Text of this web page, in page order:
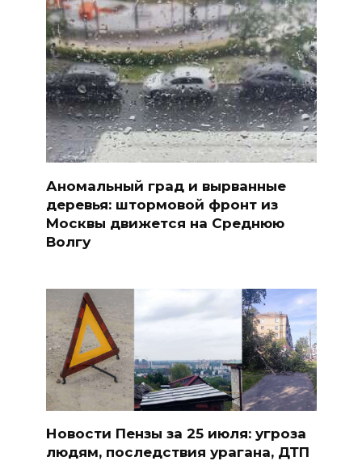
Аномальный град и вырванные
деревья: штормовой фронт из
Москвы движется на Среднюю
Волгу
Новости Пензы за 25 июля: угроза
людям, последствия урагана, ДТП